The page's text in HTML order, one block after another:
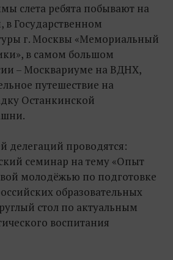
слета ребята побывают на
Государственном
г. Москвы «Мемориальный
в самом большом
– Москвариуме на ВДНХ,
путешествие на
Останкинской
делегаций проводятся:
семинар на тему «Опыт
молодёжью по подготовке
образовательных
стол по актуальным
воспитания